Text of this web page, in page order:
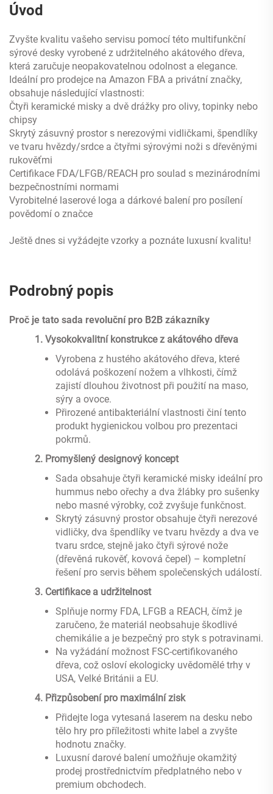
Úvod
Zvyšte kvalitu vašeho servisu pomocí této multifunkční
sýrové desky vyrobené z udržitelného akátového dřeva,
která zaručuje neopakovatelnou odolnost a elegance.
Ideální pro prodejce na Amazon FBA a privátní značky,
obsahuje následující vlastnosti:
Čtyři keramické misky a dvě drážky pro olivy, topinky nebo
chipsy
Skrytý zásuvný prostor s nerezovými vidličkami, špendlíky
ve tvaru hvězdy/srdce a čtyřmi sýrovými noži s dřevěnými
rukověťmi
Certifikace FDA/LFGB/REACH pro soulad s mezinárodními
bezpečnostními normami
Vyrobitelné laserové loga a dárkové balení pro posílení
povědomí o značce
Ještě dnes si vyžádejte vzorky a poznáte luxusní kvalitu!
Podrobný popis
Proč je tato sada revoluční pro B2B zákazníky
1. Vysokokvalitní konstrukce z akátového dřeva
Vyrobena z hustého akátového dřeva, které
odolává poškození nožem a vlhkosti, čímž
zajistí dlouhou životnost při použití na maso,
sýry a ovoce.
Přirozené antibakteriální vlastnosti činí tento
produkt hygienickou volbou pro prezentaci
pokrmů.
2. Promyšlený designový koncept
Sada obsahuje čtyři keramické misky ideální pro
hummus nebo ořechy a dva žlábky pro sušenky
nebo masné výrobky, což zvyšuje funkčnost.
Skrytý zásuvný prostor obsahuje čtyři nerezové
vidličky, dva špendlíky ve tvaru hvězdy a dva ve
tvaru srdce, stejně jako čtyři sýrové nože
(dřevěná rukověť, kovová čepel) – kompletní
řešení pro servis během společenských událostí.
3. Certifikace a udržitelnost
Splňuje normy FDA, LFGB a REACH, čímž je
zaručeno, že materiál neobsahuje škodlivé
chemikálie a je bezpečný pro styk s potravinami.
Na vyžádání možnost FSC-certifikovaného
dřeva, což osloví ekologicky uvědomělé trhy v
USA, Velké Británii a EU.
4. Přizpůsobení pro maximální zisk
Přidejte loga vytesaná laserem na desku nebo
tělo hry pro příležitosti white label a zvyšte
hodnotu značky.
Luxusní darové balení umožňuje okamžitý
prodej prostřednictvím předplatného nebo v
premium obchodech.